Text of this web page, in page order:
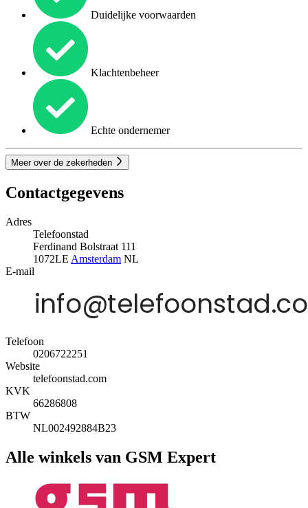
Duidelijke voorwaarden
Klachtenbeheer
Echte ondernemer
Meer over de zekerheden
Contactgegevens
Adres
Telefoonstad
Ferdinand Bolstraat 111
1072LE Amsterdam NL
E-mail
Telefoon
0206722251
Website
telefoonstad.com
KVK
66286808
BTW
NL002492884B23
Alle winkels van GSM Expert